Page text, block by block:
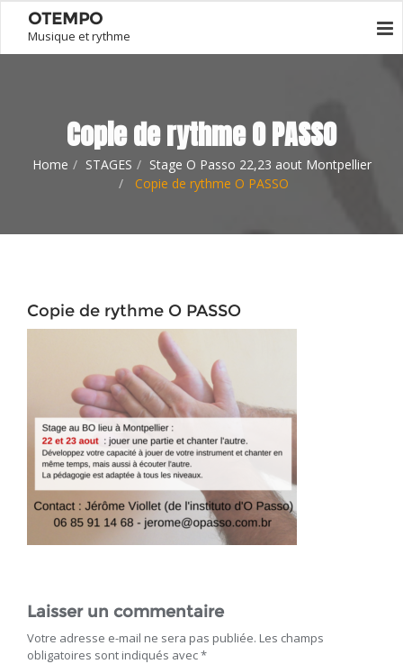
OTEMPO
Musique et rythme
Copie de rythme O PASSO
Home STAGES
Stage O Passo 22,23 aout Montpellier
Copie de rythme O PASSO
Copie de rythme O PASSO
Laisser un commentaire
Votre adresse e-mail ne sera pas publiée. Les champs
obligatoires sont indiqués avec*